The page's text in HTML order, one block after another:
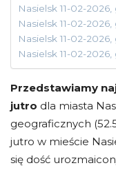
Nasielsk 11-02-2026,
Nasielsk 11-02-2026,
Nasielsk 11-02-2026,
Nasielsk 11-02-
Przedstawiamy
jutro dla miasta
geograficznych
jutro w mieście
się dość